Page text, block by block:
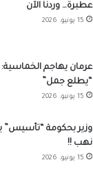
عطبرة… وردنا الآن
15 يونيو، 2026
عرمان يهاجم
“يطلع جمل”
15 يونيو، 2026
وزير بحكومة “تأسيس”
نهب !!
15 يونيو، 2026